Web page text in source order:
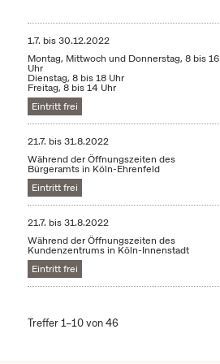
1.7. bis30.12.2022
Montag, Mittwoch und Donnerstag, 8 bis 16
Uhr
Dienstag, 8 bis 18 Uhr
Freitag, 8 bis 14 Uhr
Eintritt frei
21.7. bis31.8.2022
Während der Öffnungszeiten des
Bürgeramts in Köln-Ehrenfeld
Eintritt frei
21.7. bis31.8.2022
Während der Öffnungszeiten des
Kundenzentrums in Köln-Innenstadt
Eintritt frei
Treffer 1–10 von 46